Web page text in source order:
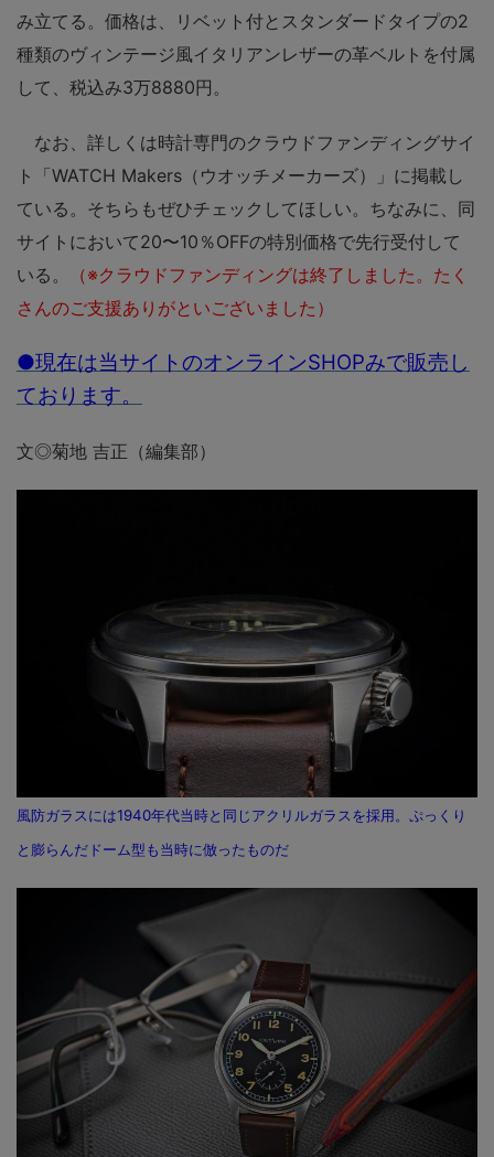
み立てる。価格は、リベット付とスタンダードタイプの2
種類のヴィンテージ風イタリアンレザーの革ベルトを付属
して、税込み3万8880円。
なお、詳しくは時計専門のクラウドファンディングサイ
ト「WATCH Makers（ウオッチメーカーズ）」に掲載し
ている。そちらもぜひチェックしてほしい。ちなみに、同
サイトにおいて20〜10％OFFの特別価格で先行受付して
いる。
（※クラウドファンディングは終了しました。たく
さんのご支援ありがといございました）
●現在は当サイトのオンラインSHOPみで販売し
ております。
文◎菊地 吉正（編集部）
風防ガラスには1940年代当時と同じアクリルガラスを採用。ぷっくり
と膨らんだドーム型も当時に倣ったものだ